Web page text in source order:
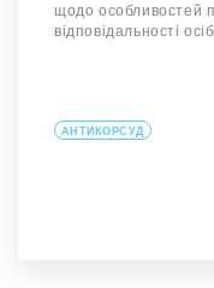
щодо особливостей
відповідальності
АНТИКОРСУД